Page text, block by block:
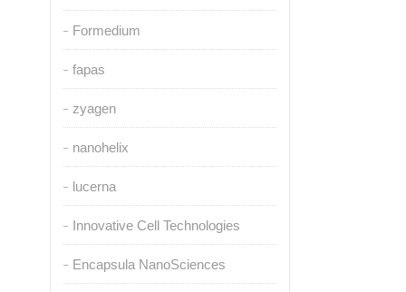
Formedium
fapas
zyagen
nanohelix
lucerna
Innovative Cell Technologies
Encapsula NanoSciences